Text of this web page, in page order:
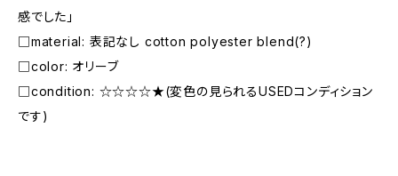
感でした」
□material: 表記なし cotton polyester blend(?)
□color: オリーブ
□condition: ☆☆☆☆★(変色の見られるUSEDコンディション
です)